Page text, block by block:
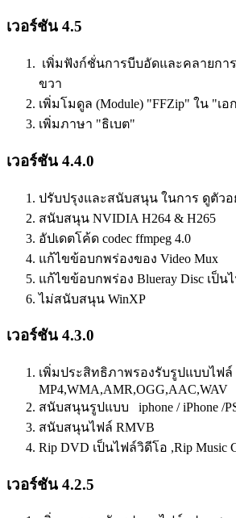
เวอร์ชัน 4.5
เพิ่มฟังก์ชั่นการบีบอัดและคลายกา
ขวา
เพิ่มโมดูล (Module) "FFZip" ใน "เอ
เพิ่มภาษา "ธิเบต"
เวอร์ชัน 4.4.0
ปรับปรุงและสนับสนุน ในการ ดูตัวอ
สนับสนุน NVIDIA H264 & H265
อัปเดตโค้ด codec ffmpeg 4.0
แก้ไขข้อบกพร่องของ Video Mux
แก้ไขข้อบกพร่อง Blueray Disc เป็น
ไม่สนับสนุน WinXP
เวอร์ชัน 4.3.0
เพิ่มประสิทธิภาพรองรับรูปแบบไฟล์
MP4,WMA,AMR,OGG,AAC,WAV
สนับสนุนรูปแบบ iphone / iPhone /
สนับสนุนไฟล์ RMVB
Rip DVD เป็นไฟล์วิดีโอ ,Rip Music
เวอร์ชัน 4.2.5